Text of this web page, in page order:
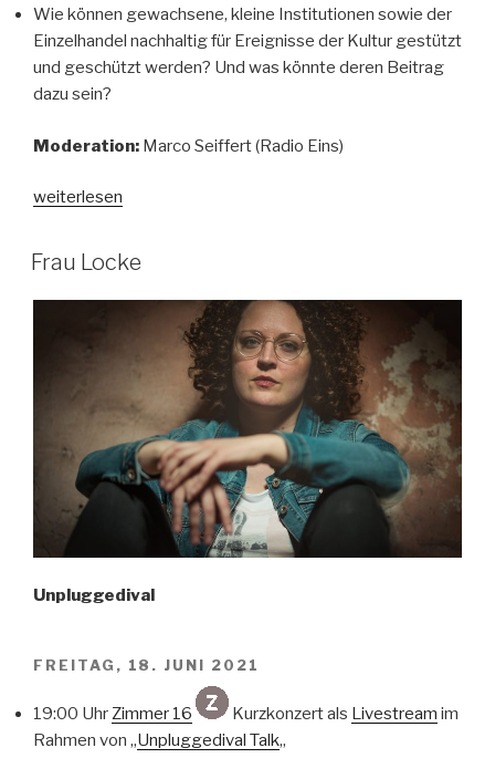
Wie können gewachsene, kleine Institutionen sowie der
Einzelhandel nachhaltig für Ereignisse der Kultur gestützt
und geschützt werden? Und was könnte deren Beitrag
dazu sein?
Moderation: Marco Seiffert (Radio Eins)
„Unpluggedival
weiterlesen
VERÖFFENTLICHT
AM
Frau Locke
Unpluggedival
FREITAG, 18. JUNI 2021
19:00 UhrZimmer 16 Kurzkonzert als Livestream im
Rahmen von „Unpluggedival Talk„